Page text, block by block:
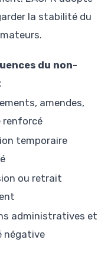
la stabilité du
du non-
amendes,
renforcé
temporaire
ou retrait
administratives et
négative